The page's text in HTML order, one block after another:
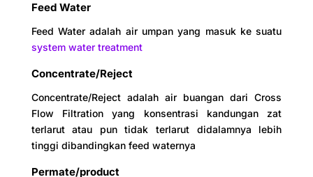
Feed Water
Feed Water adalah air umpan yang masuk ke suatu
system water treatment
Concentrate/Reject
Concentrate/Reject adalah air buangan dari Cross
Flow Filtration yang konsentrasi kandungan zat
terlarut atau pun tidak terlarut didalamnya lebih
tinggi dibandingkan feed waternya
Permate/product